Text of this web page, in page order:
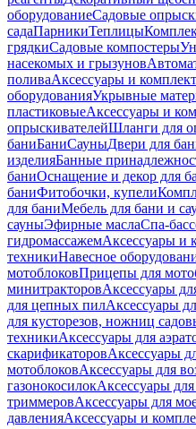
оборудованиеСадовые
садаПарникиТеплицы
грядкиСадовые компостеры
насекомых и грызунов
поливаАксессуары и
оборудованияУкрывные
пластиковыеАксессуары и
опрыскивателейШланги для
баниБаниСауныДвери для
изделияБанные
баниОснащение и декор для
баниФитобочки, купели
для баниМебель для бани и
сауныЭфирные маслаСпа-
гидромассажемАксессуары и
техникиНавесное
мотоблоковПрицепы для
минитракторовАксессуары
для цепных пилАксессуары
для кусторезов, ножниц
техникиАксессуары для
скарификаторовАксессуары
мотоблоковАксессуары для
газонокосилокАксессуары
триммеровАксессуары для
давленияАксессуары и